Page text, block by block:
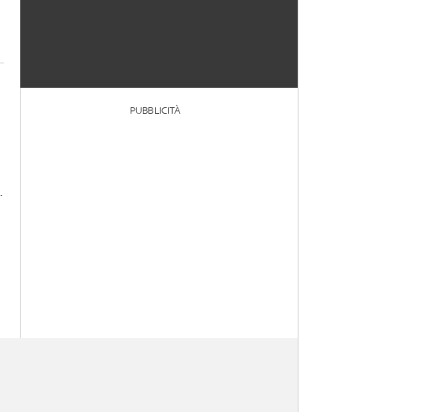
PUBBLICITÀ